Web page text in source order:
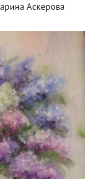
Аскерова